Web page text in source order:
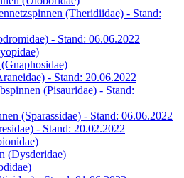
(Theridiidae) - Stand:
- Stand: 06.06.2022
- Stand: 20.06.2022
(Pisauridae) - Stand:
(Sparassidae) - Stand: 06.06.2022
- Stand: 20.02.2022
(Dysderidae)